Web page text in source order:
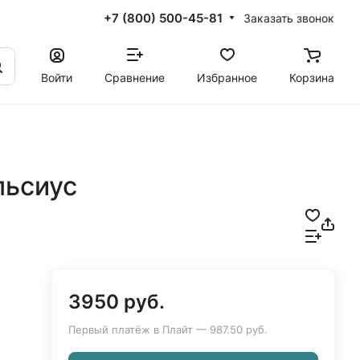
+7 (800) 500-45-81 Заказать звонок
Войти Сравнение Избранное Корзина
3950 руб.
Первый платёж в Плайт — 987.50 руб.